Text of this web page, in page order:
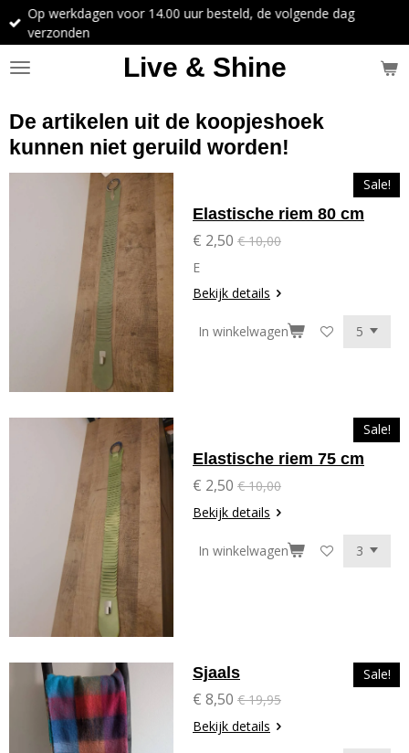
Ga
direct
de
Live & Shine
Op werkdagen voor 14.00 uur besteld, de volgende dag
verzonden
De artikelen uit de koopjeshoek
kunnen niet geruild worden!
Sale!
Elastische riem 80 cm
€ 2,50 € 10,00
E
Bekijk details
In winkelwagen
Sale!
Elastische riem 75 cm
€ 2,50 € 10,00
Bekijk details
In winkelwagen
Sale!
Sjaals
€ 8,50 € 19,95
Bekijk details